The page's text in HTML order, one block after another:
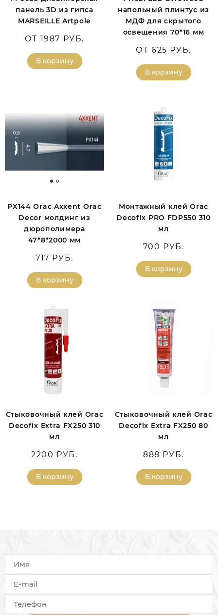
панель 3D из гипса
MARSEILLE Artpole
ОТ 1987 РУБ.
В корзину
напольный плинтус из
МДФ для скрытого
освещения 70*16 мм
ОТ 625 РУБ.
В корзину
PX144 Orac Axxent Orac
Decor молдинг из
дюрополимера
47*8*2000 мм
717 РУБ.
В корзину
Монтажный клей Orac
Decofix PRO FDP550 310
мл
700 РУБ.
В корзину
Стыковочный клей Orac
Decofix Extra FX250 310
мл
2200 РУБ.
В корзину
Стыковочный клей Orac
Decofix Extra FX250 80
мл
888 РУБ.
В корзину